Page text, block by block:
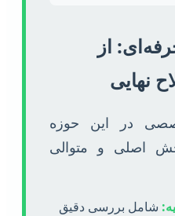
از
نهایی
در این حوزه
اصلی و متوالی
شامل بررسی دقیق